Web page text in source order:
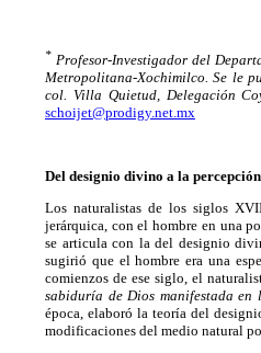
* Profesor-Investigador del
Metropolitana-Xochimilco. Se le
col. Villa Quietud, Delegación
schoijet@prodigy.net.mx
Del designio divino a la
Los naturalistas de los siglos
jerárquica, con el hombre en una
se articula con la del designio
sugirió que el hombre era una
comienzos de ese siglo, el
sabiduría de Dios manifestada en
época, elaboró la teoría del
modificaciones del medio natural